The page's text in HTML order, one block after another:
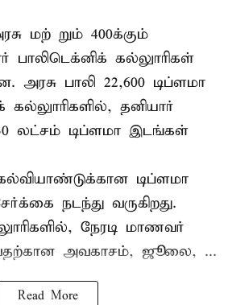
மற் றும் 400க்கும்
பாலிடெக்னிக் கல்லுாரிகள்
அரசு பாலி 22,600 டிப்ளமா
தனியார்
லட்சம் டிப்ளமா இடங்கள்
டிப்ளமா
நடந்து வருகிறது.
நேரடி மாணவர்
அவகாசம், ஜூலை, ...
Read More